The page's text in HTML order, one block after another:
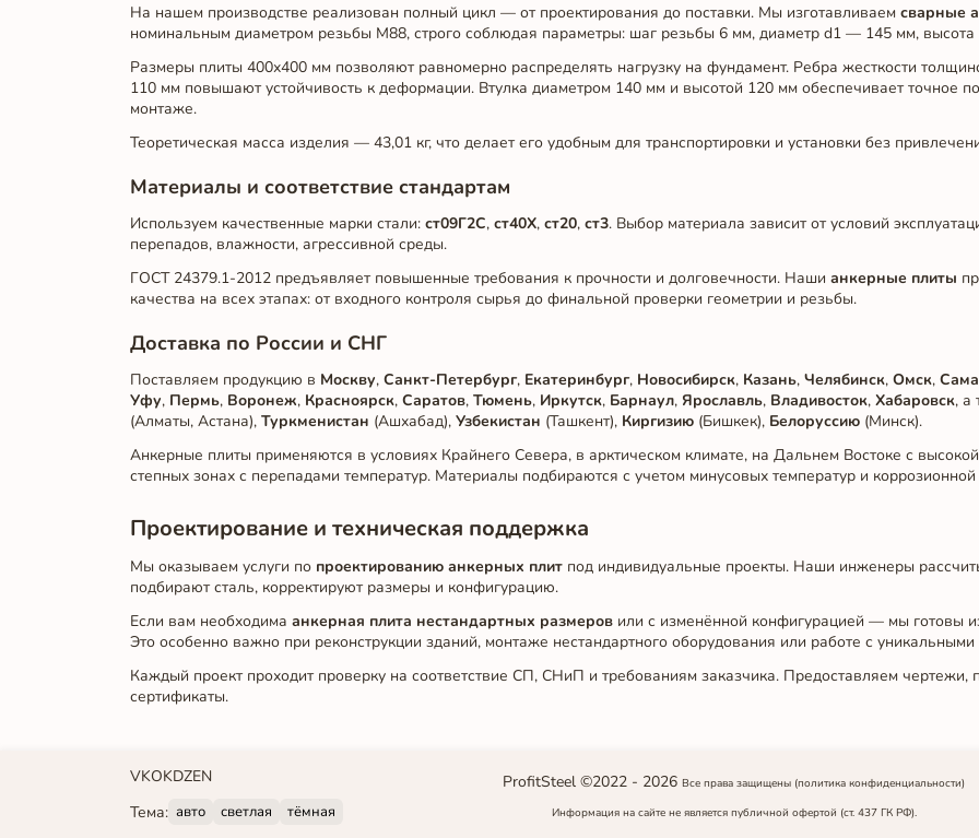
На нашем производстве реализован полный цикл — от проектирования до поставки. Мы изготавливаем сварные
номинальным диаметром резьбы М88, строго соблюдая параметры: шаг резьбы 6 мм, диаметр d1 — 145 мм,
Размеры плиты 400х400 мм позволяют равномерно распределять нагрузку на фундамент. Ребра жесткости
110 мм повышают устойчивость к деформации. Втулка диаметром 140 мм и высотой 120 мм обеспечивает точное
монтаже.
Теоретическая масса изделия — 43,01 кг, что делает его удобным для транспортировки и установки без
Материалы и соответствие стандартам
Используем качественные марки стали: ст09Г2С, ст40Х, ст20, ст3. Выбор материала зависит от условий
перепадов, влажности, агрессивной среды.
ГОСТ 24379.1-2012 предъявляет повышенные требования к прочности и долговечности. Наши анкерные плиты
качества на всех этапах: от входного контроля сырья до финальной проверки геометрии и резьбы.
Доставка по России и СНГ
Поставляем продукцию в Москву, Санкт-Петербург, Екатеринбург, Новосибирск, Казань, Челябинск, Омск,
Уфу, Пермь, Воронеж, Красноярск, Саратов, Тюмень, Иркутск, Барнаул, Ярославль, Владивосток, Хабаровск, а
(Алматы, Астана), Туркменистан (Ашхабад), Узбекистан (Ташкент), Киргизию(Бишкек), Белоруссию(Минск).
Анкерные плиты применяются в условиях Крайнего Севера, в арктическом климате, на Дальнем Востоке с
степных зонах с перепадами температур. Материалы подбираются с учетом минусовых температур и коррозионной
Проектирование и техническая поддержка
Мы оказываем услуги по проектированию анкерных плитпод индивидуальные проекты. Наши инженеры
подбирают сталь, корректируют размеры и конфигурацию.
Если вам необходима анкерная плита нестандартных размеровили с изменённой конфигурацией — мы готовы
Это особенно важно при реконструкции зданий, монтаже нестандартного оборудования или работе с
Каждый проект проходит проверку на соответствие СП, СНиП и требованиям заказчика. Предоставляем чертежи,
сертификаты.
VKOKDZEN
Тема: авто светлая тёмная
ProfitSteel ©2022 - 2026 Все права защищены (политика конфиденциальности)
Информация на сайте не является публичной офертой (ст. 437 ГК РФ).